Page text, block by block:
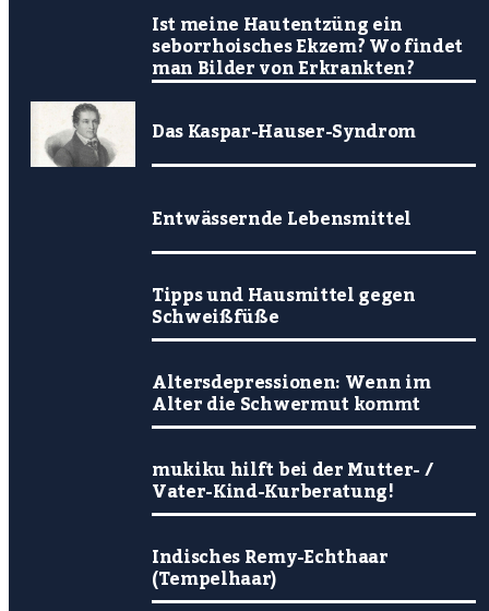
Ist meine Hautentzüng ein
seborrhoisches Ekzem? Wo findet
man Bilder von Erkrankten?
Das Kaspar-Hauser-Syndrom
Entwässernde Lebensmittel
Tipps und Hausmittel gegen
Schweißfüße
Altersdepressionen: Wenn im
Alter die Schwermut kommt
mukiku hilft bei der Mutter- /
Vater-Kind-Kurberatung!
Indisches Remy-Echthaar
(Tempelhaar)